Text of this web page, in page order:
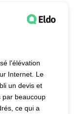
l'élévation
Internet. Le
un devis et
par beaucoup
ce qui a